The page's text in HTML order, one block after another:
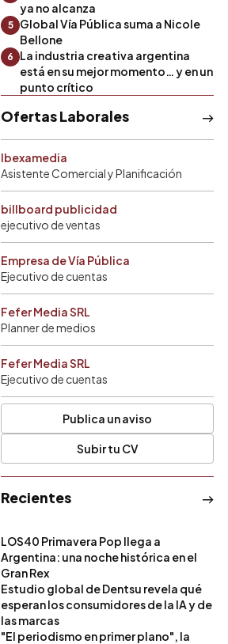
ya no alcanza
5
Global Vía Pública suma a Nicole
Bellone
6
La industria creativa argentina
está en su mejor momento… y en un
punto crítico
Ofertas Laborales
Ibexamedia
Asistente Comercial y Planificación
billboard publicidad
ejecutivo de ventas
Empresa de Vía Pública
Ejecutivo de cuentas
Fefer Media SRL
Planner de medios
Fefer Media SRL
Ejecutivo de cuentas
Publica un aviso
Subir tu CV
Recientes
LOS40 Primavera Pop llega a
Argentina: una noche histórica en el
Gran Rex
Estudio global de Dentsu revela qué
esperan los consumidores de la IA y de
las marcas
"El periodismo en primer plano", la